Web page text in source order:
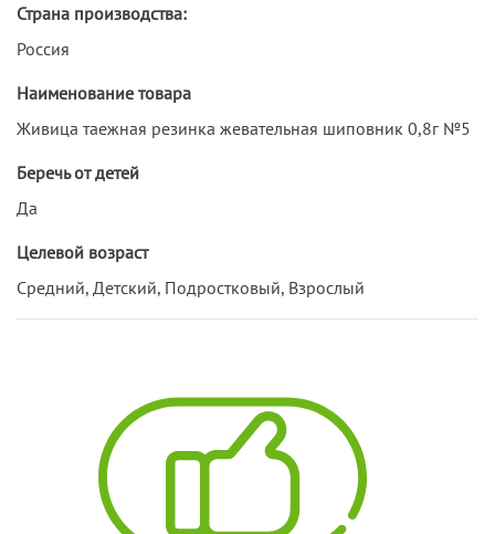
Страна производства:
Россия
Наименование товара
Живица таежная резинка жевательная шиповник 0,8г №5
Беречь от детей
Да
Целевой возраст
Средний, Детский, Подростковый, Взрослый